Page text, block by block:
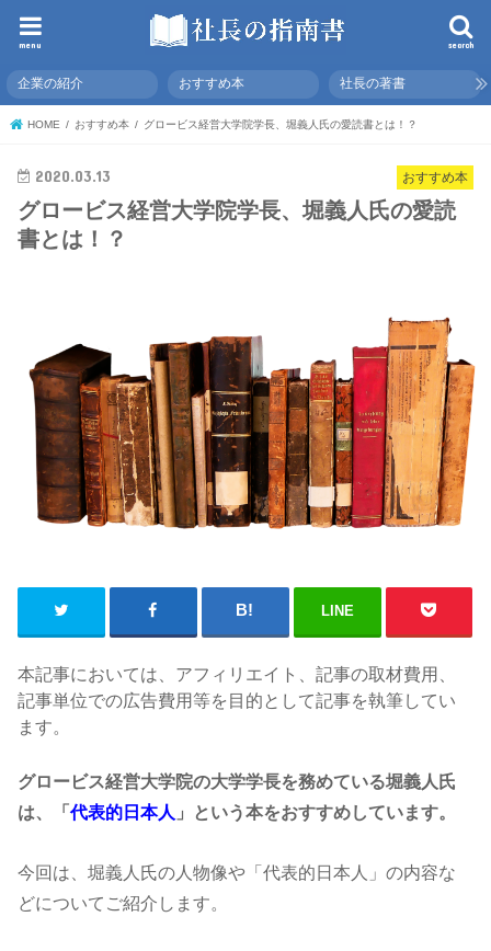
search
menu
企業の紹介 おすすめ本 社長の著書
HOME おすすめ本 グロービス経営大学院学長、堀義人氏の愛読書とは！？
おすすめ本
2020.03.13
グロービス経営大学院学長、堀義人氏の愛読
書とは！？
LINE
本記事においては、アフィリエイト、記事の取材費用、
記事単位での広告費用等を目的として記事を執筆してい
ます。
グロービス経営大学院の大学学長を務めている堀義人氏
は、「代表的日本人 」という本をおすすめしています。
今回は、堀義人氏の人物像や「代表的日本人」の内容な
どについてご紹介します。